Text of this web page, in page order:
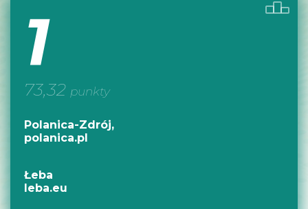
1
73,32 punkty
Polanica-Zdrój,
polanica.pl
Łeba
leba.eu